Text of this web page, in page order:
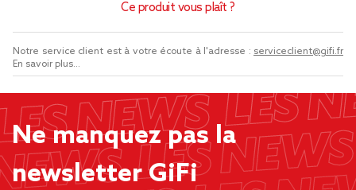
Ce produit vous plaît ?
Notre service client est à votre écoute à l'adresse : serviceclient@gifi.fr
En savoir plus...
Ne manquez pas la
newsletter GiFi